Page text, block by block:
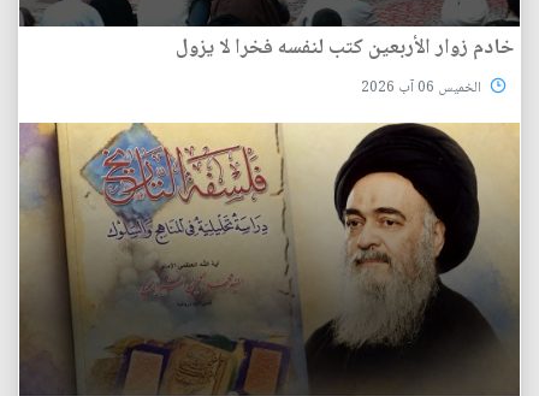
خادم زوار الأربعين كتب لنفسه فخرا لا يزول
الخميس 06 آب 2026